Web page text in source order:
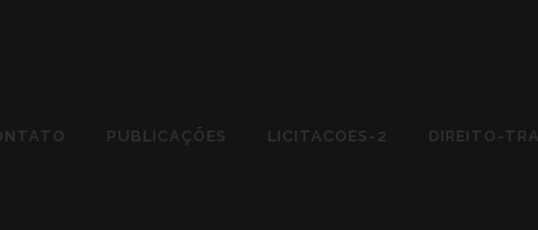
PUBLICAÇÕES LICITACOES-2 DIREITO-